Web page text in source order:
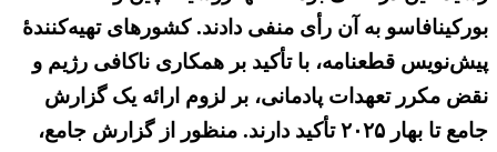
بورکینافاسو به آن رأی منفی دادند. کشورهای تهیه‌کنندهٔ
پیش‌نویس قطعنامه، با تأکید بر همکاری ناکافی رژیم و
نقض مکرر تعهدات پادمانی، بر لزوم ارائه یک گزارش
جامع تا بهار ۲۰۲۵ تأکید دارند. منظور از گزارش جامع،